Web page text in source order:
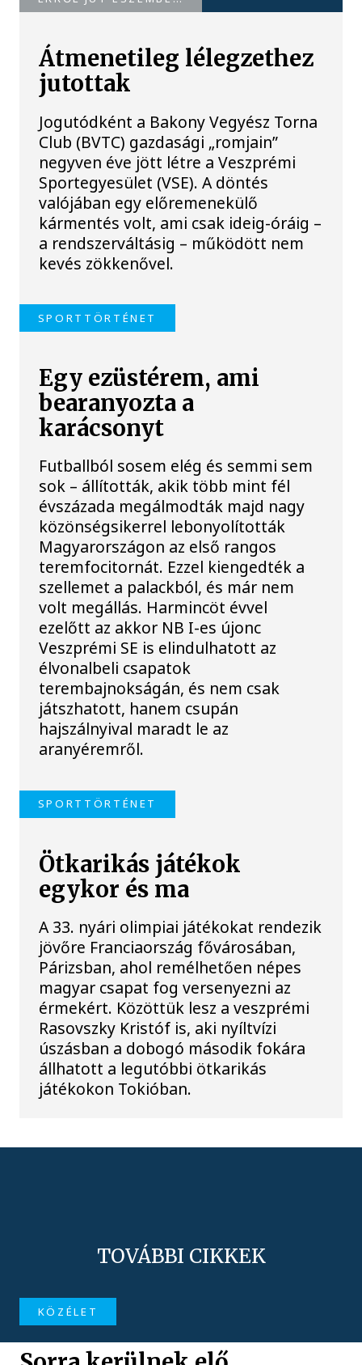
Átmenetileg lélegzethez
jutottak
Jogutódként a Bakony Vegyész Torna
Club (BVTC) gazdasági „romjain”
negyven éve jött létre a Veszprémi
Sportegyesület (VSE). A döntés
valójában egy előremenekülő
kármentés volt, ami csak ideig-óráig –
a rendszerváltásig – működött nem
kevés zökkenővel.
SPORTTÖRTÉNET
Egy ezüstérem, ami
bearanyozta a
karácsonyt
Futballból sosem elég és semmi sem
sok – állították, akik több mint fél
évszázada megálmodták majd nagy
közönségsikerrel lebonyolították
Magyarországon az első rangos
teremfocitornát. Ezzel kiengedték a
szellemet a palackból, és már nem
volt megállás. Harmincöt évvel
ezelőtt az akkor NB I-es újonc
Veszprémi SE is elindulhatott az
élvonalbeli csapatok
terembajnokságán, és nem csak
játszhatott, hanem csupán
hajszálnyival maradt le az
aranyéremről.
SPORTTÖRTÉNET
Ötkarikás játékok
egykor és ma
A 33. nyári olimpiai játékokat rendezik
jövőre Franciaország fővárosában,
Párizsban, ahol remélhetően népes
magyar csapat fog versenyezni az
érmekért. Közöttük lesz a veszprémi
Rasovszky Kristóf is, aki nyíltvízi
úszásban a dobogó második fokára
állhatott a legutóbbi ötkarikás
játékokon Tokióban.
TOVÁBBI CIKKEK
KÖZÉLET